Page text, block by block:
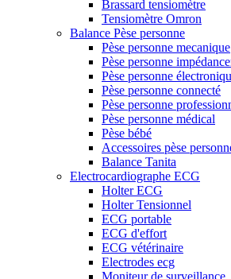
Brassard tensiomètre
Tensiomètre Omron
Balance Pèse personne
Pèse personne mecanique
Pèse personne
Pèse personne
Pèse personne connecté
Pèse personne
Pèse personne médical
Pèse bébé
Accessoires pèse
Balance Tanita
Electrocardiographe ECG
Holter ECG
Holter Tensionnel
ECG portable
ECG d'effort
ECG vétérinaire
Electrodes ecg
Moniteur de surveillance